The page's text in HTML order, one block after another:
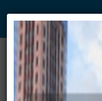
WWW. PABLO